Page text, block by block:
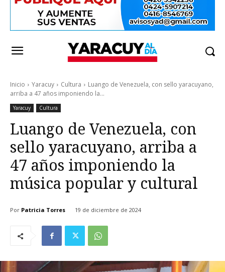
Inicio Yaracuy Cultura
Luango de Venezuela, con sello yaracuyano,
arriba a 47 años imponiendo la...
Yaracuy Cultura
Luango de Venezuela, con
sello yaracuyano, arriba a
47 años imponiendo la
música popular y cultural
Por Patricia Torres 19 de diciembre de 2024